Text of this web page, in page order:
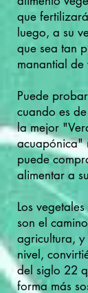
que
luego, a su
que sea tan
manantial de
Puede
cuando es
la mejor
acuapónica"
puede
alimentar a
Los
son el
agricultura, y
nivel,
del siglo 22
forma más